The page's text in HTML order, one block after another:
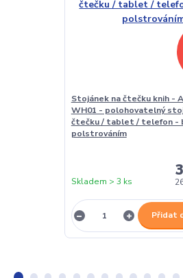
Stojánek na čtečku knih -
WH01 - polohovatelný
čtečku / tablet / telefon -
polstrováním
Skladem > 3 ks
Přidat